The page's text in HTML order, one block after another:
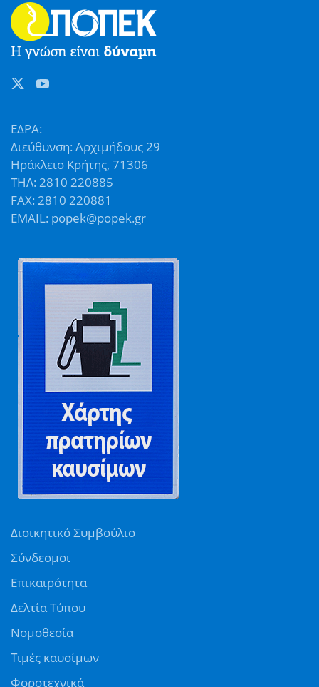
ΕΔΡΑ:
Διεύθυνση: Αρχιμήδους 29
Ηράκλειο Κρήτης, 71306
ΤΗΛ: 2810 220885
FAX: 2810 220881
EMAIL: popek@popek.gr
Διοικητικό Συμβούλιο
Σύνδεσμοι
Επικαιρότητα
Δελτία Τύπου
Νομοθεσία
Τιμές καυσίμων
Φοροτεχνικά